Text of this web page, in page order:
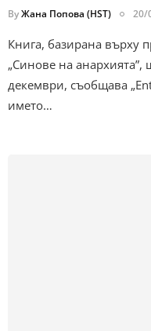
ByЖана Попова (HST) 20/
Книга, базирана върху
„Синове на
декември, съобщава
името…